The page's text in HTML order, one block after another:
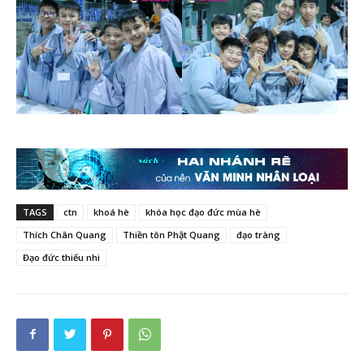
TAGS ctn khoá hè
khóa học đạo đức mùa hè
Thích Chân Quang
Thiền tôn Phật Quang
đạo tràng
Đạo đức thiếu nhi